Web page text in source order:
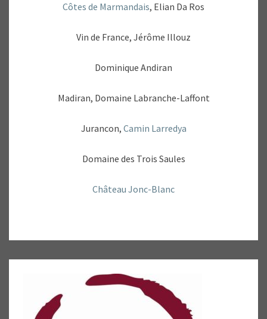
Côtes de Marmandais, Elian Da Ros
Vin de France, Jérôme Illouz
Dominique Andiran
Madiran, Domaine Labranche-Laffont
Jurancon, Camin Larredya
Domaine des Trois Saules
Château Jonc-Blanc